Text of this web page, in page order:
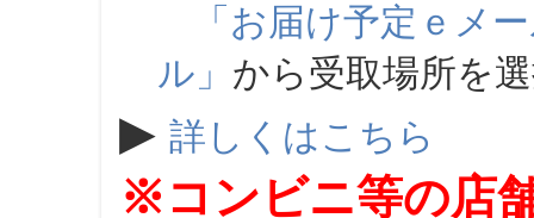
「お届け予定ｅメ
ル」 から受取場所を
▶ 詳しくはこちら
※コンビニ等の店